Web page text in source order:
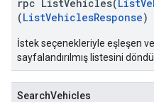
rpc ListVehicles(
(ListVehiclesResponse)
İstek seçenekleriyle eşleşen ve
sayfalandırılmış listesini
SearchVehicles